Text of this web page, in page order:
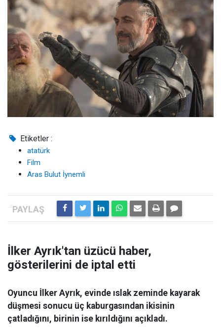
Etiketler :
atatürk
Film
Aras Bulut İynemli
İlker Ayrık'tan üzücü haber,
gösterilerini de iptal etti
Oyuncu İlker Ayrık, evinde ıslak zeminde kayarak
düşmesi sonucu üç kaburgasından ikisinin
çatladığını, birinin ise kırıldığını açıkladı.